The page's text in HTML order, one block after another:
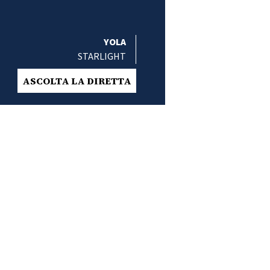
YOLA
STARLIGHT
ASCOLTA LA DIRETTA